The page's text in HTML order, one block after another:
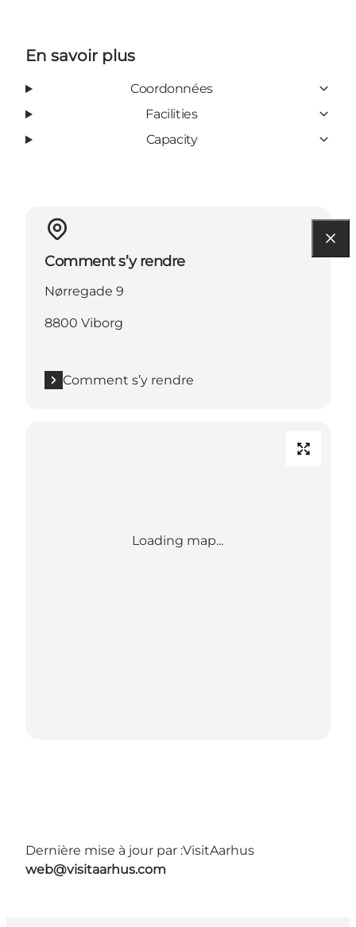
En savoir plus
Coordonnées
Facilities
Capacity
Comment s’y rendre
Nørregade 9
8800 Viborg
Comment s’y rendre
Loading map...
Dernière mise à jour par :VisitAarhus
web@visitaarhus.com